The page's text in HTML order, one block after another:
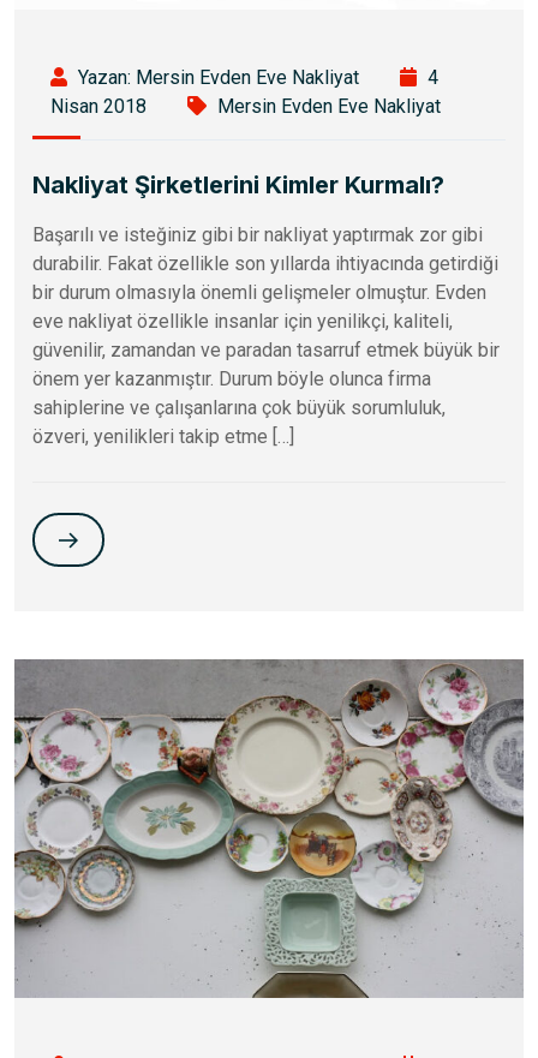
Yazan: Mersin Evden Eve Nakliyat
4
Nisan 2018
Mersin Evden Eve Nakliyat
Nakliyat Şirketlerini Kimler Kurmalı?
Başarılı ve isteğiniz gibi bir nakliyat yaptırmak zor gibi
durabilir. Fakat özellikle son yıllarda ihtiyacında getirdiği
bir durum olmasıyla önemli gelişmeler olmuştur. Evden
eve nakliyat özellikle insanlar için yenilikçi, kaliteli,
güvenilir, zamandan ve paradan tasarruf etmek büyük bir
önem yer kazanmıştır. Durum böyle olunca firma
sahiplerine ve çalışanlarına çok büyük sorumluluk,
özveri, yenilikleri takip etme […]